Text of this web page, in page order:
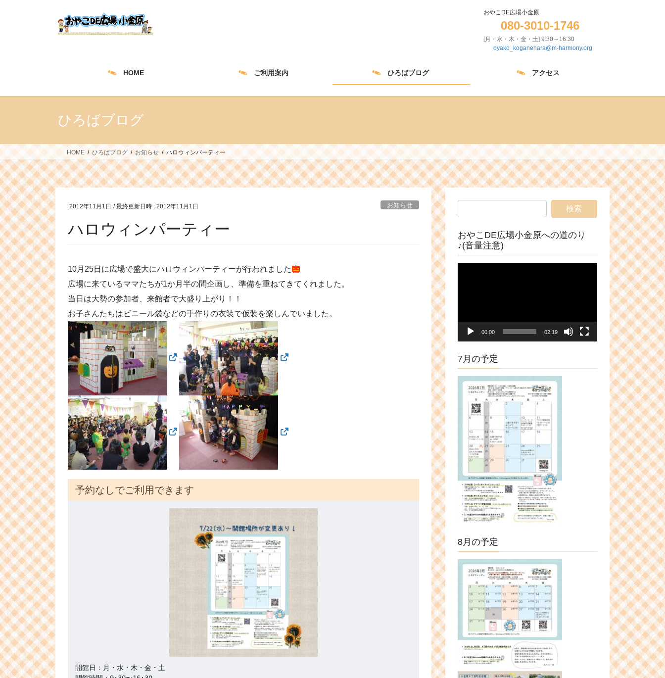
おやこDE広場小金原
080-3010-1746
[月・水・木・金・土] 9:30～16:30
oyako_koganehara@m-harmony.org
HOME ご利用案内 ひろばブログ アクセス
ひろばブログ
HOME ひろばブログ お知らせ ハロウィンパーティー
2012年11月1日 / 最終更新日時 : 2012年11月1日 お知らせ
ハロウィンパーティー
10月25日に広場で盛大にハロウィンパーティーが行われました
広場に来ているママたちが1か月半の間企画し、準備を重ねてきてくれました。
当日は大勢の参加者、来館者で大盛り上がり！！
お子さんたちはビニール袋などの手作りの衣装で仮装を楽しんでいました。
予約なしでご利用できます
開館日：月・水・木・金・土
おやこDE広場小金原への道のり
♪(音量注意)
00:00 02:19
7月の予定
8月の予定